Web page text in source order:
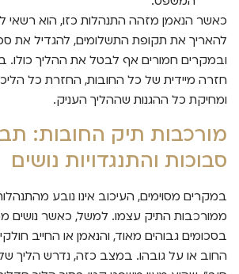
כאשר הנאמן מזהה התנהלות כזו, הוא
להאריך את תקופת התשלומים, להגדיל את
ובמקרים חמורים אף לבטל את ההליך כולו.
חזרה מיידית של כל החובות, החזרת כל הליכי
ומחיקת כל ההגנות שההליך העניק.
מורכבות תיק החובות:
סבוכות והתנגדויות נושים
במקרים מסוימים, העיכוב אינו נובע
ממורכבות התיק עצמו. למשל, כאשר נושים
בסכומים גבוהים מאוד, והנאמן או החייב
החוב או על גובהו. במצב כזה, נדרש הליך